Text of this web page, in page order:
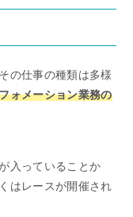
の仕事の種類は多様
ォメーション業務の
入っていることか
はレースが開催され